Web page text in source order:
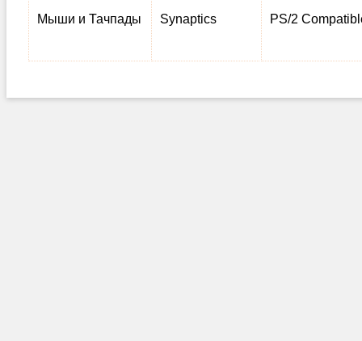
Мыши и Тачпады Synaptics PS/2